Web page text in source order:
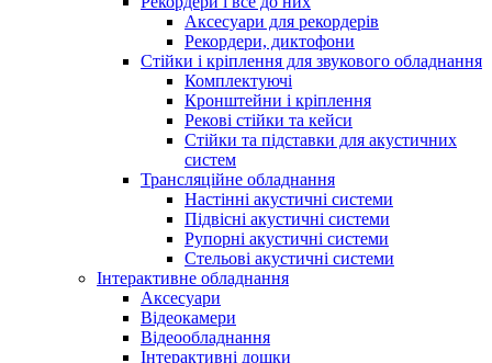
Аксесуари для рекордерів
Рекордери, диктофони
Стійки і кріплення для звукового обладнання
Комплектуючі
Кронштейни і кріплення
Рекові стійки та кейси
Стійки та підставки для акустичних
систем
Трансляційне обладнання
Настінні акустичні системи
Підвісні акустичні системи
Рупорні акустичні системи
Стельові акустичні системи
Інтерактивне обладнання
Аксесуари
Відеокамери
Відеообладнання
Інтерактивні дошки